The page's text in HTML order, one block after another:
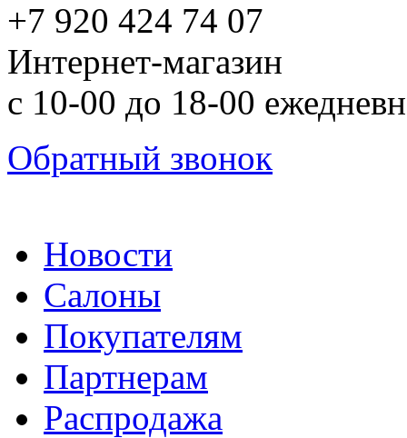
+7 920 424 74 07
Интернет-магазин
с 10-00 до 18-00
Обратный звонок
Новости
Салоны
Покупателям
Партнерам
Распродажа